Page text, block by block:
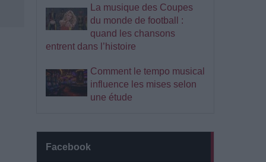
La musique des Coupes
du monde de football :
quand les chansons
entrent dans l’histoire
Comment le tempo musical
influence les mises selon
une étude
Facebook